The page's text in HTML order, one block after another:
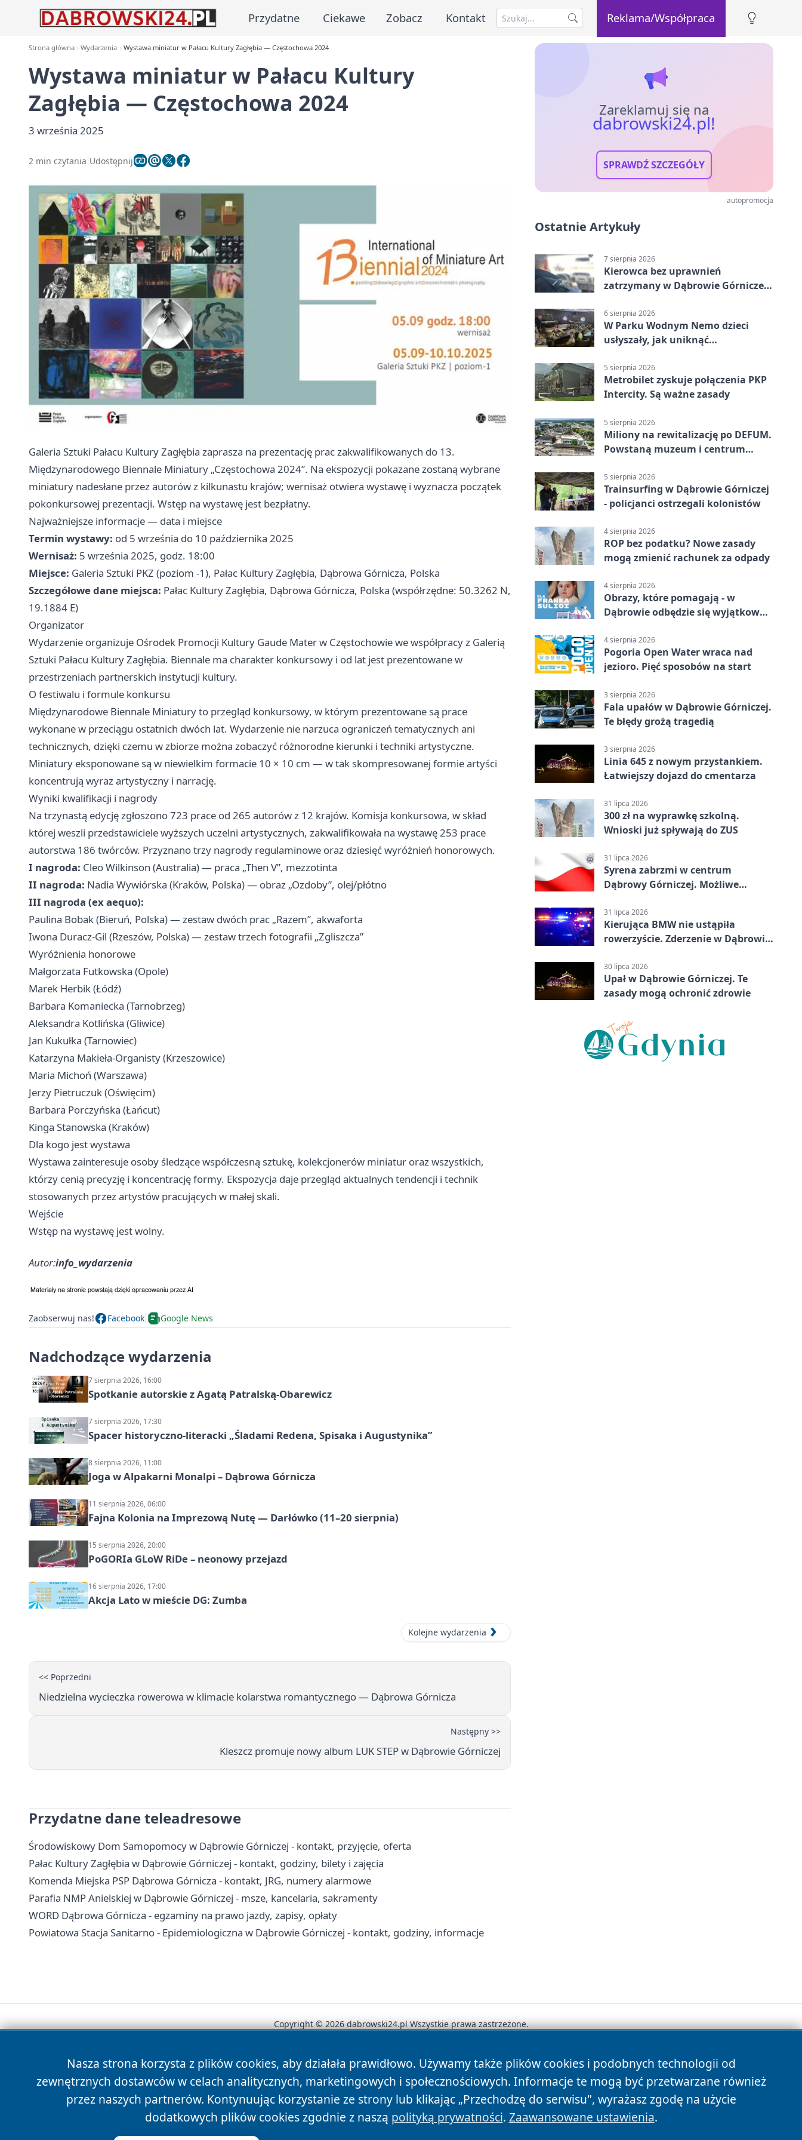
Przydatne Ciekawe Zobacz Kontakt Reklama/Współpraca
Strona główna Wydarzenia Wystawa miniatur w Pałacu Kultury Zagłębia — Częstochowa 2024
Wystawa miniatur w Pałacu Kultury
Zagłębia — Częstochowa 2024
3 września 2025
2 min czytania Udostępnij
Galeria Sztuki Pałacu Kultury Zagłębia zaprasza na prezentację prac zakwalifikowanych do 13.
Międzynarodowego Biennale Miniatury „Częstochowa 2024”. Na ekspozycji pokazane zostaną wybrane
miniatury nadesłane przez autorów z kilkunastu krajów; wernisaż otwiera wystawę i wyznacza początek
pokonkursowej prezentacji. Wstęp na wystawę jest bezpłatny.
Najważniejsze informacje — data i miejsce
Termin wystawy: od 5 września do 10 października 2025
Wernisaż: 5 września 2025, godz. 18:00
Miejsce: Galeria Sztuki PKZ (poziom -1), Pałac Kultury Zagłębia, Dąbrowa Górnicza, Polska
Szczegółowe dane miejsca: Pałac Kultury Zagłębia, Dąbrowa Górnicza, Polska (współrzędne: 50.3262 N,
19.1884 E)
Organizator
Wydarzenie organizuje Ośrodek Promocji Kultury Gaude Mater w Częstochowie we współpracy z Galerią
Sztuki Pałacu Kultury Zagłębia. Biennale ma charakter konkursowy i od lat jest prezentowane w
przestrzeniach partnerskich instytucji kultury.
O festiwalu i formule konkursu
Międzynarodowe Biennale Miniatury to przegląd konkursowy, w którym prezentowane są prace
wykonane w przeciągu ostatnich dwóch lat. Wydarzenie nie narzuca ograniczeń tematycznych ani
technicznych, dzięki czemu w zbiorze można zobaczyć różnorodne kierunki i techniki artystyczne.
Miniatury eksponowane są w niewielkim formacie 10 × 10 cm — w tak skompresowanej formie artyści
koncentrują wyraz artystyczny i narrację.
Wyniki kwalifikacji i nagrody
Na trzynastą edycję zgłoszono 723 prace od 265 autorów z 12 krajów. Komisja konkursowa, w skład
której weszli przedstawiciele wyższych uczelni artystycznych, zakwalifikowała na wystawę 253 prace
autorstwa 186 twórców. Przyznano trzy nagrody regulaminowe oraz dziesięć wyróżnień honorowych.
I nagroda: Cleo Wilkinson (Australia) — praca „Then V”, mezzotinta
II nagroda: Nadia Wywiórska (Kraków, Polska) — obraz „Ozdoby”, olej/płótno
III nagroda (ex aequo):
Paulina Bobak (Bieruń, Polska) — zestaw dwóch prac „Razem”, akwaforta
Iwona Duracz-Gil (Rzeszów, Polska) — zestaw trzech fotografii „Zgliszcza”
Wyróżnienia honorowe
Małgorzata Futkowska (Opole)
Marek Herbik (Łódź)
Barbara Komaniecka (Tarnobrzeg)
Aleksandra Kotlińska (Gliwice)
Jan Kukułka (Tarnowiec)
Katarzyna Makieła-Organisty (Krzeszowice)
Maria Michoń (Warszawa)
Jerzy Pietruczuk (Oświęcim)
Barbara Porczyńska (Łańcut)
Kinga Stanowska (Kraków)
Dla kogo jest wystawa
Wystawa zainteresuje osoby śledzące współczesną sztukę, kolekcjonerów miniatur oraz wszystkich,
którzy cenią precyzję i koncentrację formy. Ekspozycja daje przegląd aktualnych tendencji i technik
stosowanych przez artystów pracujących w małej skali.
Wejście
Wstęp na wystawę jest wolny.
Autor:info_wydarzenia
Zaobserwuj nas! Facebook Google News
Nadchodzące wydarzenia
7 sierpnia 2026, 16:00
Spotkanie autorskie z Agatą Patralską-Obarewicz
7 sierpnia 2026, 17:30
Spacer historyczno-literacki „Śladami Redena, Spisaka i Augustynika”
8 sierpnia 2026, 11:00
Joga w Alpakarni Monalpi – Dąbrowa Górnicza
11 sierpnia 2026, 06:00
Fajna Kolonia na Imprezową Nutę — Darłówko (11–20 sierpnia)
15 sierpnia 2026, 20:00
PoGORIa GLoW RiDe – neonowy przejazd
16 sierpnia 2026, 17:00
Akcja Lato w mieście DG: Zumba
Kolejne wydarzenia
<< Poprzedni
Niedzielna wycieczka rowerowa w klimacie kolarstwa romantycznego — Dąbrowa Górnicza
Następny >>
Kleszcz promuje nowy album LUK STEP w Dąbrowie Górniczej
Przydatne dane teleadresowe
Środowiskowy Dom Samopomocy w Dąbrowie Górniczej - kontakt, przyjęcie, oferta
Pałac Kultury Zagłębia w Dąbrowie Górniczej - kontakt, godziny, bilety i zajęcia
Komenda Miejska PSP Dąbrowa Górnicza - kontakt, JRG, numery alarmowe
Parafia NMP Anielskiej w Dąbrowie Górniczej - msze, kancelaria, sakramenty
WORD Dąbrowa Górnicza - egzaminy na prawo jazdy, zapisy, opłaty
Powiatowa Stacja Sanitarno - Epidemiologiczna w Dąbrowie Górniczej - kontakt, godziny, informacje
Zareklamuj się na
dabrowski24.pl!
SPRAWDŹ SZCZEGÓŁY
autopromocja
Ostatnie Artykuły
7 sierpnia 2026
Kierowca bez uprawnień
zatrzymany w Dąbrowie Górniczej.
6 sierpnia 2026
W Parku Wodnym Nemo dzieci
usłyszały, jak uniknąć
5 sierpnia 2026
Metrobilet zyskuje połączenia PKP
Intercity. Są ważne zasady
5 sierpnia 2026
Miliony na rewitalizację po DEFUM.
Powstaną muzeum i centrum
5 sierpnia 2026
Trainsurfing w Dąbrowie Górniczej
- policjanci ostrzegali kolonistów
4 sierpnia 2026
ROP bez podatku? Nowe zasady
mogą zmienić rachunek za odpady
4 sierpnia 2026
Obrazy, które pomagają - w
Dąbrowie odbędzie się wyjątkowa
4 sierpnia 2026
Pogoria Open Water wraca nad
jezioro. Pięć sposobów na start
3 sierpnia 2026
Fala upałów w Dąbrowie Górniczej.
Te błędy grożą tragedią
3 sierpnia 2026
Linia 645 z nowym przystankiem.
Łatwiejszy dojazd do cmentarza
31 lipca 2026
300 zł na wyprawkę szkolną.
Wnioski już spływają do ZUS
31 lipca 2026
Syrena zabrzmi w centrum
Dąbrowy Górniczej. Możliwe
31 lipca 2026
Kierująca BMW nie ustąpiła
rowerzyście. Zderzenie w Dąbrowie
30 lipca 2026
Upał w Dąbrowie Górniczej. Te
zasady mogą ochronić zdrowie
Nasza strona korzysta z plików cookies, aby działała prawidłowo. Używamy także plików cookies i podobnych technologii od
zewnętrznych dostawców w celach analitycznych, marketingowych i społecznościowych. Informacje te mogą być przetwarzane również
przez naszych partnerów. Kontynuując korzystanie ze strony lub klikając „Przechodzę do serwisu", wyrażasz zgodę na użycie
dodatkowych plików cookies zgodnie z naszą polityką prywatności. Zaawansowane ustawienia.
Copyright © 2026 dabrowski24.pl Wszystkie prawa zastrzeżone.
News Autorzy Polityka Prywatności Polityka Cookies